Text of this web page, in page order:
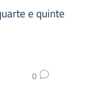
e quinte
0